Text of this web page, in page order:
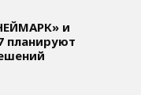
и
планируют